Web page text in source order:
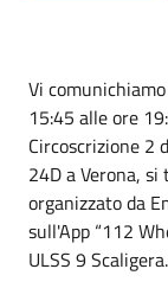
Vi
15:45 alle ore
Circoscrizione 2
24D a Verona,
organizzato da
sull'App “112
ULSS 9 Scaligera.